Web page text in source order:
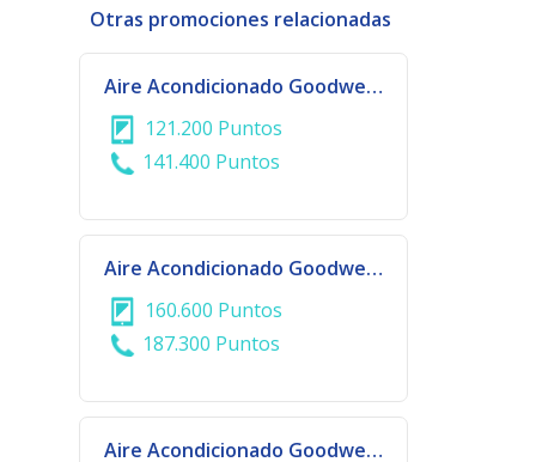
Otras promociones relacionadas
Aire Acondicionado Goodweather 24.000 BTU
121.200 Puntos
141.400 Puntos
Aire Acondicionado Goodweather 30.000 BTU
160.600 Puntos
187.300 Puntos
Aire Acondicionado Goodweather Split 12.000 BTU